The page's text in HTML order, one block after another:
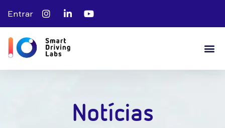
Entrar
Notícias